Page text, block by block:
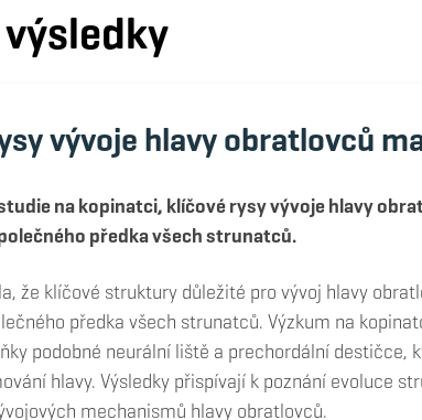
vývoje hlavy obratlovců
na kopinatci, klíčové rysy vývoje hlavy
předka všech strunatců.
že klíčové struktury důležité pro vývoj hlavy
předka všech strunatců. Výzkum na
podobné neurální liště a prechordální destičce,
hlavy. Výsledky přispívají k poznání evoluce
mechanismů hlavy obratlovců.